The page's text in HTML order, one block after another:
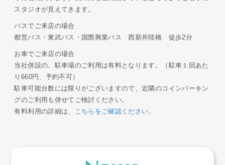
スタジオが見えてきます。
バスでご来店の場合
都営バス・東武バス・国際興業バス 西新井陸橋 徒歩2分
お車でご来店の場合
当社併設の、駐車場のご利用は有料となります。（駐車１回あた
り660円、予約不可）
駐車可能台数には限りがございますので、近隣のコインパーキン
グのご利用も併せてご検討ください。
有料利用の詳細は、
こちらをご確認ください。